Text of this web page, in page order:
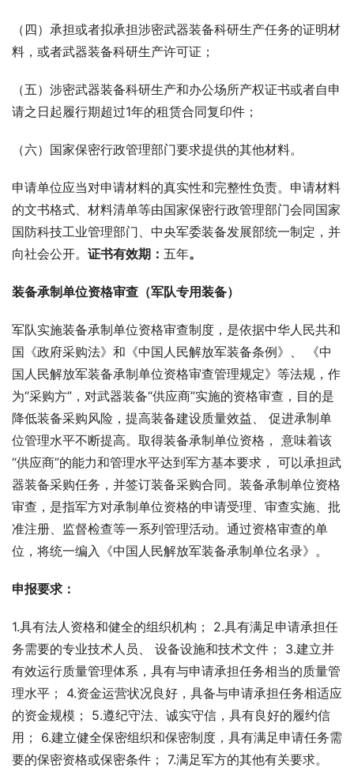
（四）承担或者拟承担涉密武器装备科研生产任务的证明材
料，或者武器装备科研生产许可证；
（五）涉密武器装备科研生产和办公场所产权证书或者自申
请之日起履行期超过1年的租赁合同复印件；
（六）国家保密行政管理部门要求提供的其他材料。
申请单位应当对申请材料的真实性和完整性负责。申请材料
的文书格式、材料清单等由国家保密行政管理部门会同国家
国防科技工业管理部门、中央军委装备发展部统一制定，并
向社会公开。 证书有效期： 五年。
装备承制单位资格审查（军队专用装备）
军队实施装备承制单位资格审查制度，是依据中华人民共和
国《政府采购法》和《中国人民解放军装备条例》、 《中
国人民解放军装备承制单位资格审查管理规定》等法规，作
为“采购方”，对武器装备“供应商”实施的资格审查，目的是
降低装备采购风险，提高装备建设质量效益、 促进承制单
位管理水平不断提高。取得装备承制单位资格， 意味着该
“供应商”的能力和管理水平达到军方基本要求， 可以承担武
器装备采购任务，并签订装备采购合同。装备承制单位资格
审查，是指军方对承制单位资格的申请受理、审查实施、批
准注册、监督检查等一系列管理活动。通过资格审查的单
位，将统一编入《中国人民解放军装备承制单位名录》。
申报要求：
1.具有法人资格和健全的组织机构； 2.具有满足申请承担任
务需要的专业技术人员、 设备设施和技术文件； 3.建立并
有效运行质量管理体系，具有与申请承担任务相当的质量管
理水平； 4.资金运营状况良好，具备与申请承担任务相适应
的资金规模； 5.遵纪守法、诚实守信，具有良好的履约信
用； 6.建立健全保密组织和保密制度，具有满足申请任务需
要的保密资格或保密条件； 7.满足军方的其他有关要求。